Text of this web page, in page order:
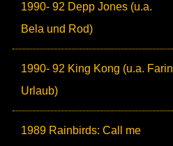
1990- 92 Depp Jones (u.a.
Bela und Rod)
1990- 92 King Kong (u.a. Farin
Urlaub)
1989 Rainbirds: Call me